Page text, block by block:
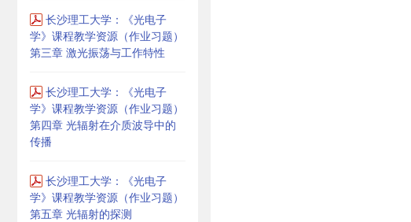
长沙理工大学：《光电子
学》课程教学资源（作业习题）
第三章 激光振荡与工作特性
长沙理工大学：《光电子
学》课程教学资源（作业习题）
第四章 光辐射在介质波导中的
传播
长沙理工大学：《光电子
学》课程教学资源（作业习题）
第五章 光辐射的探测